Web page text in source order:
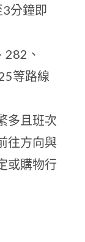
分鐘即
282、
等路線
多且班次
往方向與
或購物行